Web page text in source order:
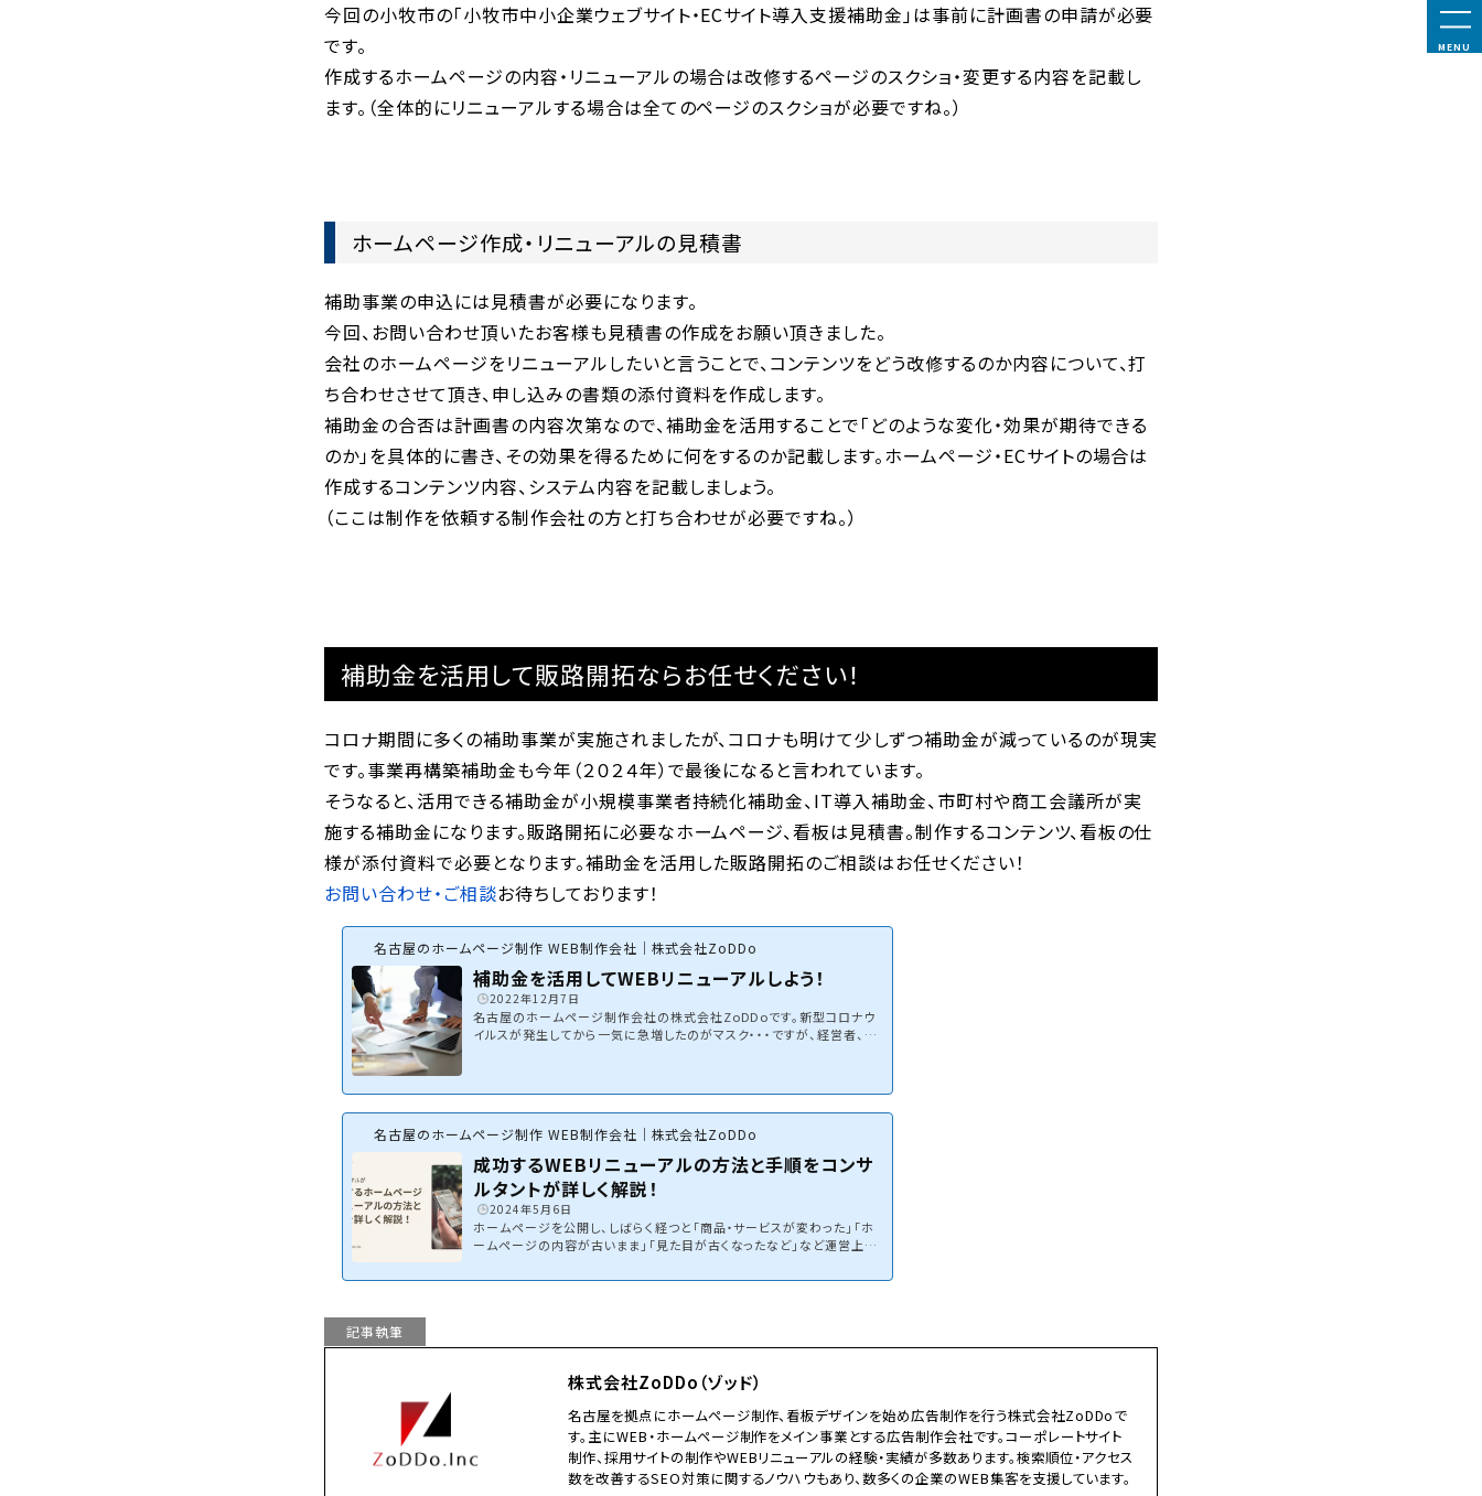
今回の小牧市の「小牧市中小企業ウェブサイト・ECサイト導入支援補助金」は事前に計画書の申請が必要
です。
作成するホームページの内容・リニューアルの場合は改修するページのスクショ・変更する内容を記載し
ます。（全体的にリニューアルする場合は全てのページのスクショが必要ですね。）
ホームページ作成・リニューアルの見積書
補助事業の申込には見積書が必要になります。
今回、お問い合わせ頂いたお客様も見積書の作成をお願い頂きました。
会社のホームページをリニューアルしたいと言うことで、コンテンツをどう改修するのか内容について、打
ち合わせさせて頂き、申し込みの書類の添付資料を作成します。
補助金の合否は計画書の内容次第なので、補助金を活用することで「どのような変化・効果が期待できる
のか」を具体的に書き、その効果を得るために何をするのか記載します。ホームページ・ECサイトの場合は
作成するコンテンツ内容、システム内容を記載しましょう。
（ここは制作を依頼する制作会社の方と打ち合わせが必要ですね。）
補助金を活用して販路開拓ならお任せください！
コロナ期間に多くの補助事業が実施されましたが、コロナも明けて少しずつ補助金が減っているのが現実
です。事業再構築補助金も今年（２０２４年）で最後になると言われています。
そうなると、活用できる補助金が小規模事業者持続化補助金、IT導入補助金、市町村や商工会議所が実
施する補助金になります。販路開拓に必要なホームページ、看板は見積書。制作するコンテンツ、看板の仕
様が添付資料で必要となります。補助金を活用した販路開拓のご相談はお任せください！
お問い合わせ・ご相談お待ちしております！
名古屋のホームページ制作 WEB制作会社｜株式会社ZoDDo
補助金を活用してWEBリニューアルしよう！
2022年12月7日
名古屋のホームページ制作会社の株式会社ZoDDoです。新型コロナウ
イルスが発生してから一気に急増したのがマスク・・・ですが、経営者、事
増えました。非常にありがたい事です！しかし、...
名古屋のホームページ制作 WEB制作会社｜株式会社ZoDDo
成功するWEBリニューアルの方法と手順をコンサ
ルタントが詳しく解説！
2024年5月6日
ホームページを公開し、しばらく経つと「商品・サービスが変わった」「ホ
ームページの内容が古いまま」「見た目が古くなったなど」など運営上の
ページに何かしら課題・不満を持つものです。私は約１０年間、WEB制作
った。」「これが足りなかった。...
記事執筆
株式会社ZoDDo（ゾッド）
名古屋を拠点にホームページ制作、看板デザインを始め広告制作を行う株式会社ZoDDoで
す。主にWEB・ホームページ制作をメイン事業とする広告制作会社です。コーポレートサイト
制作、採用サイトの制作やWEBリニューアルの経験・実績が多数あります。検索順位・アクセス
数を改善するSEO対策に関するノウハウもあり、数多くの企業のWEB集客を支援しています。
MENU